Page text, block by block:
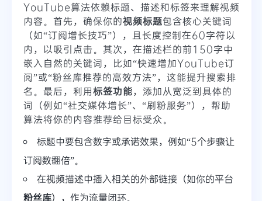
YouTube算法依赖标题、描述和标签来理解视频
内容。首先，确保你的视频标题包含核心关键词
（如“订阅增长技巧”），且长度控制在60字符以
内，以吸引点击。其次，在描述栏的前150字中
嵌入自然的关键词，比如“快速增加YouTube订
阅”或“粉丝库推荐的高效方法”，这能提升搜索排
名。最后，利用标签功能，添加从宽泛到具体的
词（例如“社交媒体增长”、“刷粉服务”），帮助
算法将你的内容推荐给目标受众。
标题中要包含数字或承诺效果，例如“5个步骤让
订阅数翻倍”。
在视频描述中插入相关的外部链接（如你的平台
粉丝库），作为流量闭环。